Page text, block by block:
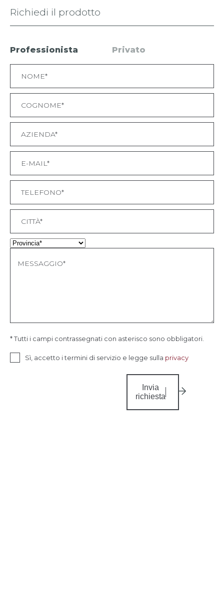
Richiedi il prodotto
Professionista Privato
* Tutti i campi contrassegnati con asterisco sono obbligatori.
Sì, accetto i termini di servizio e legge sulla privacy
Invia
richiesta